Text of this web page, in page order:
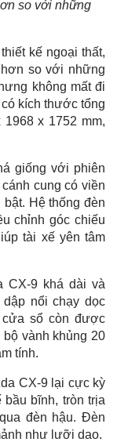
so với những
kế ngoại thất,
so với những
không mất đi
kích thước tổng
x 1752 mm,
giống với phiên
cung có viền
Hệ thống đèn
chỉnh góc chiếu
tài xế yên tâm
CX-9 khá dài và
nổi chạy dọc
cửa sổ còn được
vành khủng 20
tính.
CX-9 lại cực kỳ
bĩnh, tròn trịa
đèn hậu. Đèn
như lưỡi dao.